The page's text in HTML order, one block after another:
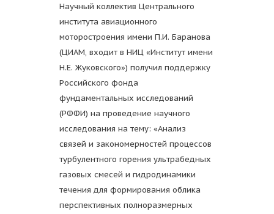
Научный коллектив Центрального
института авиационного
моторостроения имени П.И. Баранова
(ЦИАМ, входит в НИЦ «Институт имени
Н.Е. Жуковского») получил поддержку
Российского фонда
фундаментальных исследований
(РФФИ) на проведение научного
исследования на тему: «Анализ
связей и закономерностей процессов
турбулентного горения ультрабедных
газовых смесей и гидродинамики
течения для формирования облика
перспективных полноразмерных